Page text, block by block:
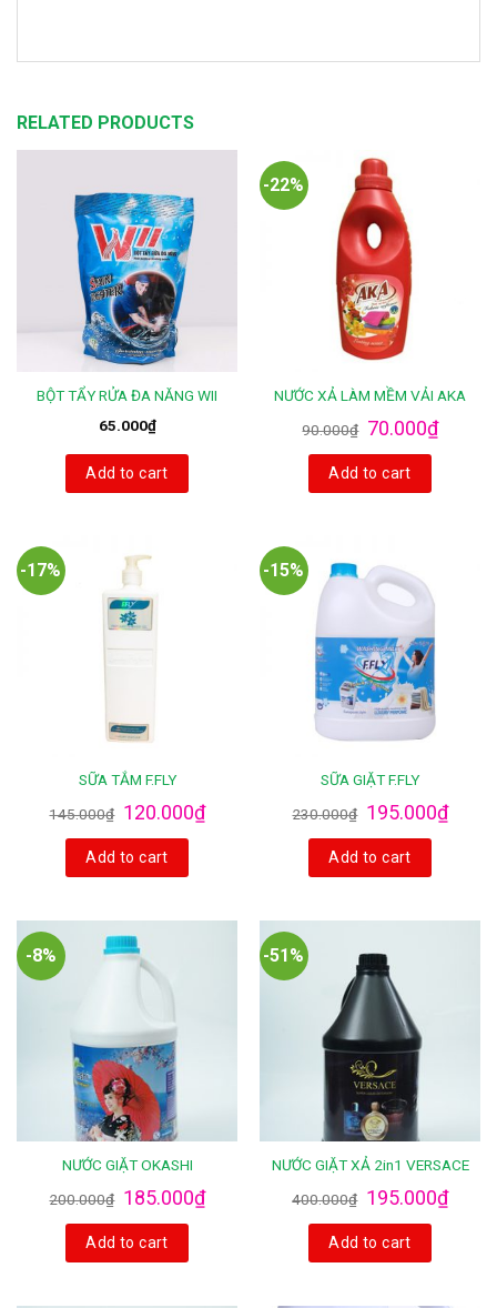
RELATED PRODUCTS
BỘT TẨY RỬA ĐA NĂNG WII
65.000₫
Add to cart
-22%
NƯỚC XẢ LÀM MỀM VẢI AKA
90.000₫ 70.000₫
Add to cart
-17%
SỮA TẮM F.FLY
145.000₫ 120.000₫
Add to cart
-15%
SỮA GIẶT F.FLY
230.000₫ 195.000₫
Add to cart
-8%
NƯỚC GIẶT OKASHI
200.000₫ 185.000₫
Add to cart
-51%
NƯỚC GIẶT XẢ 2in1 VERSACE
400.000₫ 195.000₫
Add to cart